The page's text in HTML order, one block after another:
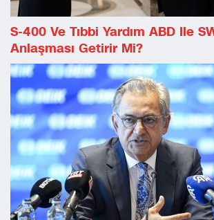
S-400 Ve Tıbbi Yardım ABD Ile
Anlaşması Getirir Mi?